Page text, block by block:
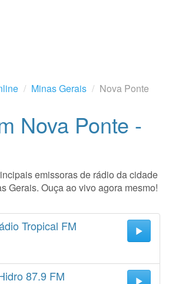
Minas Gerais Nova Ponte
Nova Ponte -
emissoras de rádio da cidade
Gerais. Ouça ao vivo agora mesmo!
Tropical FM
87.9 FM